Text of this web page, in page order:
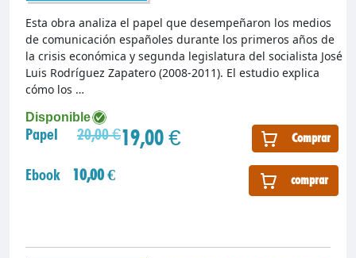
Disponible
Papel 20,00 €19,00 € Comprar
Ebook 10,00 € comprar
Esta obra analiza el papel que desempeñaron los medios
de comunicación españoles durante los primeros años de
la crisis económica y segunda legislatura del socialista José
Luis Rodríguez Zapatero (2008-2011). El estudio explica
cómo los …